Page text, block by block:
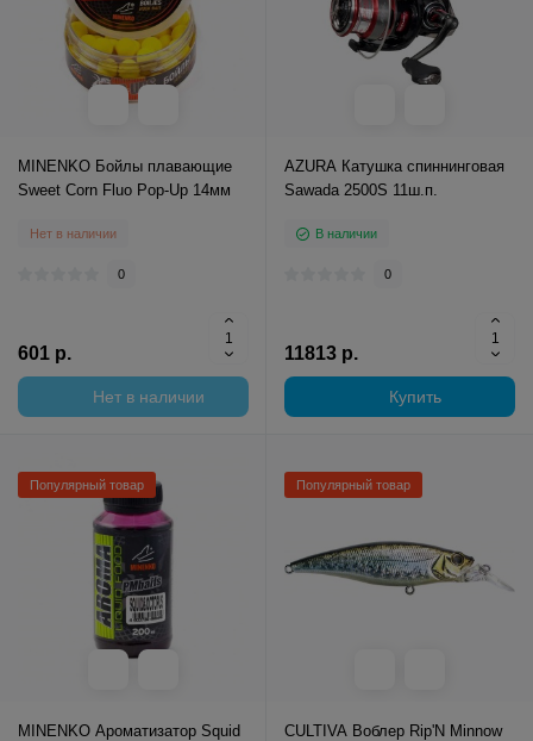
MINENKO Бойлы плавающие
Sweet Corn Fluo Pop-Up 14мм
Нет в наличии
0
601 р.
Нет в наличии
AZURA Катушка спиннинговая
Sawada 2500S 11ш.п.
В наличии
0
11813 р.
Купить
Популярный товар
MINENKO Ароматизатор Squid
Популярный товар
CULTIVA Воблер Rip'N Minnow